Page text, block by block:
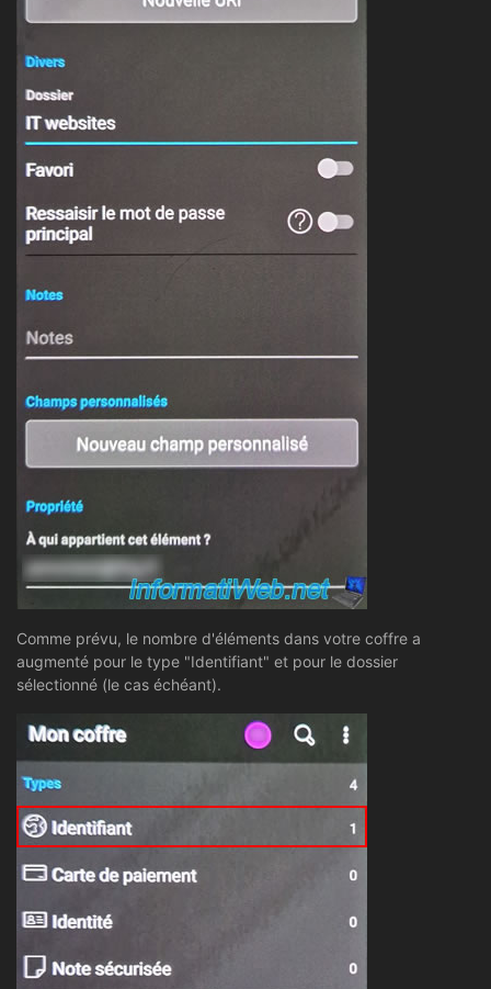
Comme prévu, le nombre d'éléments dans votre coffre a
augmenté pour le type "Identifiant" et pour le dossier
sélectionné (le cas échéant).